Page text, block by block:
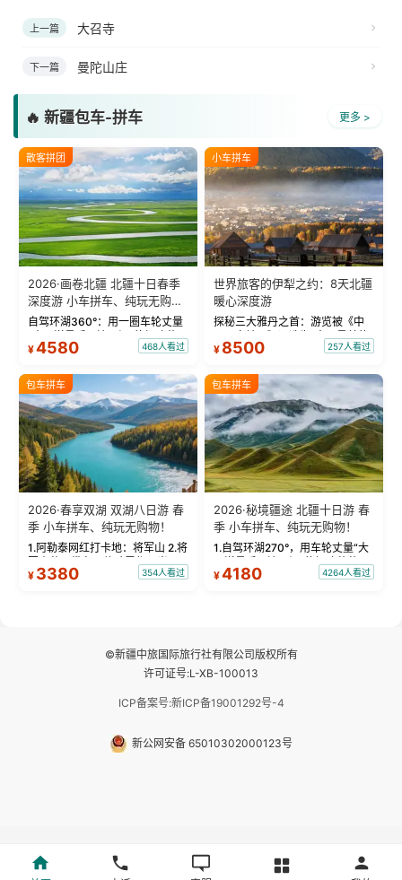
上一篇 大召寺
下一篇 曼陀山庄
🔥 新疆包车-拼车 更多 >
散客拼团
2026·画卷北疆 北疆十日春季
深度游 小车拼车、纯玩无购
物！
自驾环湖360°：用一圈车轮丈量
“大西洋最后一滴眼泪”的极致蔚
蓝。 赛湖旅拍：甄选多款风格服
绝美瞬间。 赛湖坦克300跟车视
频：专业摄影师...
¥4580 468人看过
小车拼车
世界旅客的伊犁之约：8天北疆
暖心深度游
探秘三大雅丹之首：游览被《中
国国家地理》评选为“中国最美的
三大雅丹”第一名的克拉玛依魔鬼
瓦人最大村落——禾木村，欣赏
晨雾与小木...
¥ 8500 257人看过
包车拼车
2026·春享双湖 双湖八日游 春
季 小车拼车、纯玩无购物！
1.阿勒泰网红打卡地：将军山 2.将
军山落日缆车，体验雪都风光 3.
将军山，夕阳派对，蹦迪party 4.
¥ 3380 354人看过
包车拼车
2026·秘境疆途 北疆十日游 春
季 小车拼车、纯玩无购物！
1.自驾环湖270°，用车轮丈量“大
西洋最后一滴眼泪”的极致蔚蓝，
让雪山、花海与深邃湖水在转弯
¥4180 4264人看过
©新疆中旅国际旅行社有限公司版权所有
许可证号:L-XB-100013
ICP备案号:新ICP备19001292号-4
新公网安备 65010302000123号